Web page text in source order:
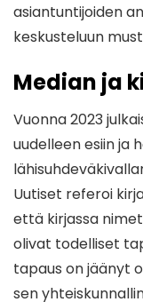
asiantuntijoiden
keskusteluun
Median ja
Vuonna 2023
uudelleen esiin ja
Uutiset referoi
että kirjassa
olivat todelliset
tapaus on jäänyt
sen